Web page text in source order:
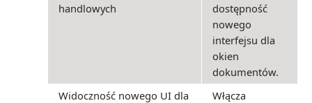
handlowych
dostępność
nowego
interfejsu dla
okien
dokumentów.
Widoczność nowego UI dla
Włącza